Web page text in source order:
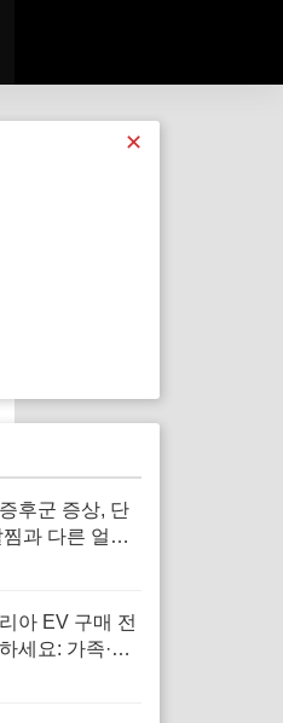
✕
후군 증상, 단
과 다른 얼굴·
아 EV 구매 전
세요: 가족·사